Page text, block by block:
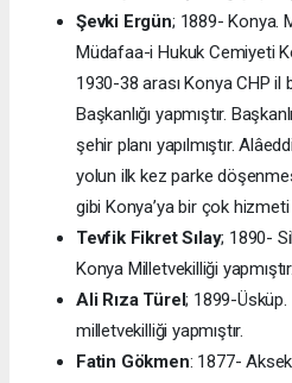
Şevki Ergün; 1889- Konya.
Müdafaa-i Hukuk Cemiyeti
1930-38 arası Konya CHP il
Başkanlığı yapmıştır.
şehir planı yapılmıştır.
yolun ilk kez parke
gibi Konya’ya bir çok
Tevfik Fikret Sılay; 1890-
Konya Milletvekilliği yapmıştır.
Ali Rıza Türel; 1899-
milletvekilliği yapmıştır.
Fatin Gökmen: 1877-